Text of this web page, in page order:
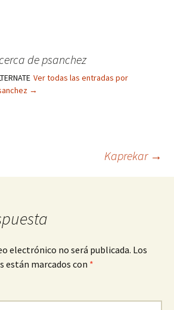
de psanchez
Ver todas las entradas por
→
Kaprekar →
electrónico no será publicada. Los
marcados con *